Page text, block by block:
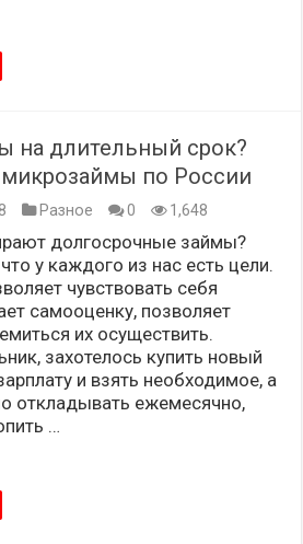
на длительный срок?
по России
Разное 0 1,648
долгосрочные займы?
у каждого из нас есть цели.
чувствовать себя
самооценку, позволяет
их осуществить.
захотелось купить новый
и взять необходимое, а
откладывать ежемесячно,
…